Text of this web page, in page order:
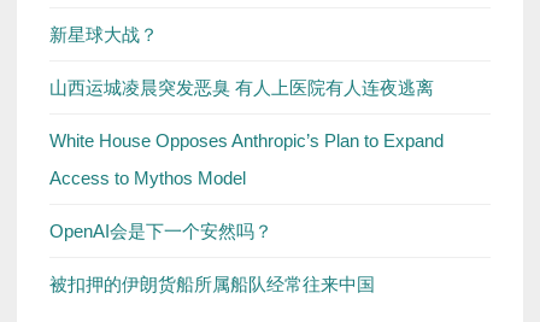
新星球大战？
山西运城凌晨突发恶臭 有人上医院有人连夜逃离
White House Opposes Anthropic’s Plan to Expand
Access to Mythos Model
OpenAI会是下一个安然吗？
被扣押的伊朗货船所属船队经常往来中国